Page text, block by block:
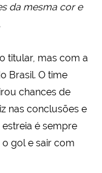
da mesma cor e
titular, mas com a
Brasil. O time
chances de
nas conclusões e
é sempre
gol e sair com